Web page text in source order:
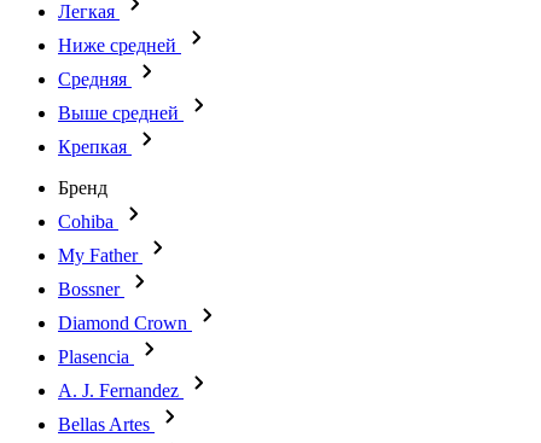
Легкая
Ниже средней
Средняя
Выше средней
Крепкая
Бренд
Cohiba
My Father
Bossner
Diamond Crown
Plasencia
A. J. Fernandez
Bellas Artes